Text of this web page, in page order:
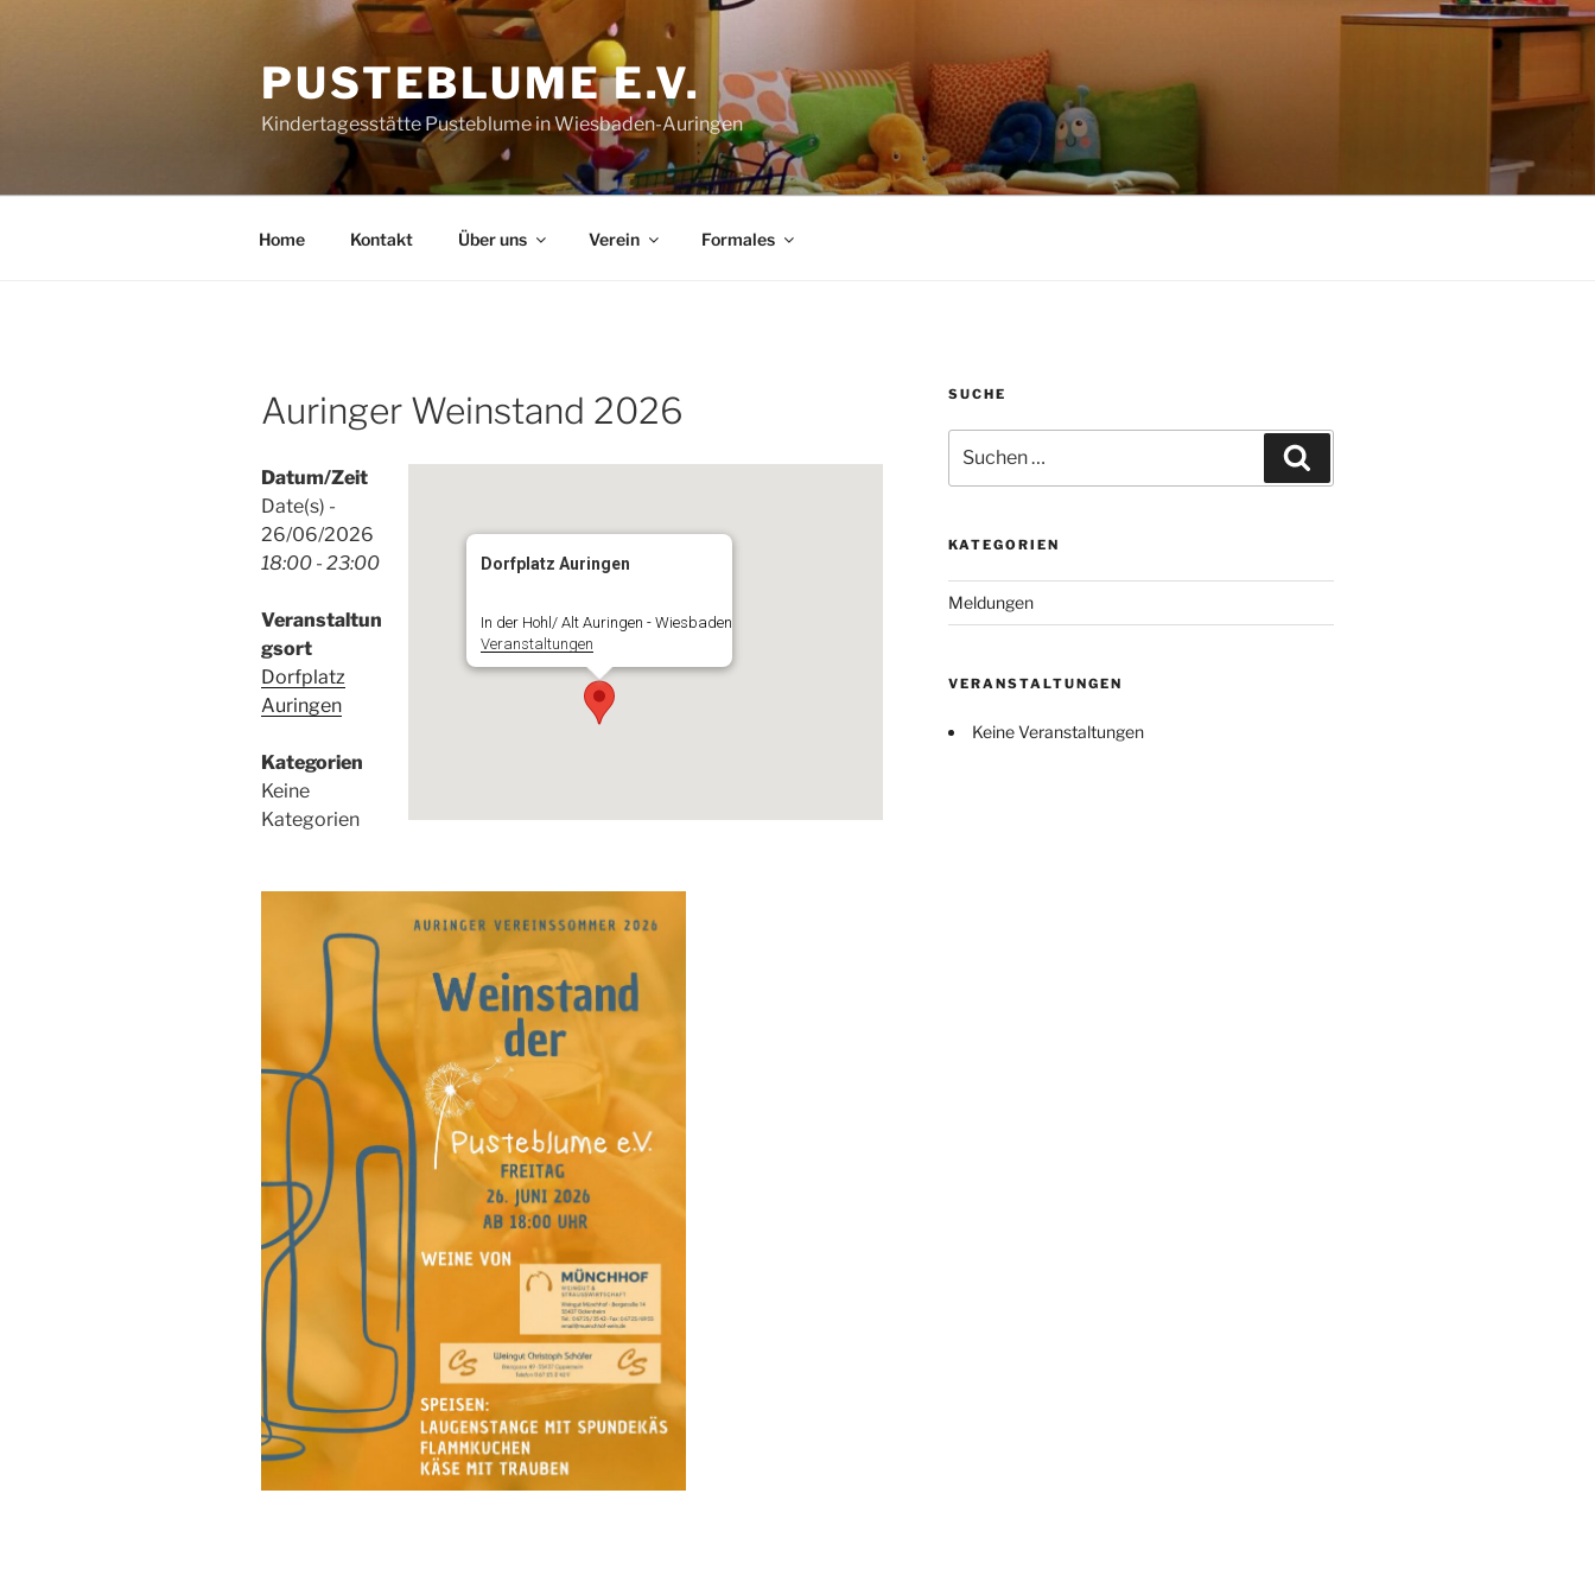
PUSTEBLUME E.V.
Kindertagesstätte Pusteblume in Wiesbaden-Auringen
Home Kontakt Über uns Verein Formales
Auringer Weinstand 2026
Dorfplatz Auringen
In der Hohl/ Alt Auringen - Wiesbaden
Veranstaltungen
Datum/Zeit
Date(s) -
26/06/2026
18:00 - 23:00
Veranstaltun
gsort
Dorfplatz
Auringen
Kategorien
Keine
Kategorien
SUCHE
nach:
KATEGORIEN
Meldungen
VERANSTALTUNGEN
Keine Veranstaltungen